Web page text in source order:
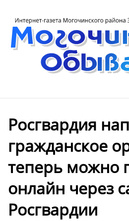
Росгвардия
гражданское
теперь можно
онлайн через
Росгвардии